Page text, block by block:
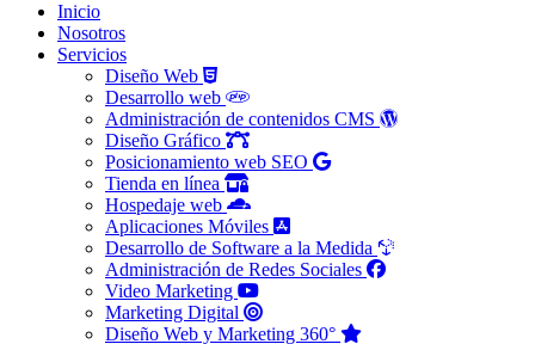
Inicio
Nosotros
Servicios
Diseño Web
Desarrollo web
Administración de contenidos CMS
Diseño Gráfico
Posicionamiento web SEO
Tienda en línea
Hospedaje web
Aplicaciones Móviles
Desarrollo de Software a la Medida
Administración de Redes Sociales
Video Marketing
Marketing Digital
Diseño Web y Marketing 360°